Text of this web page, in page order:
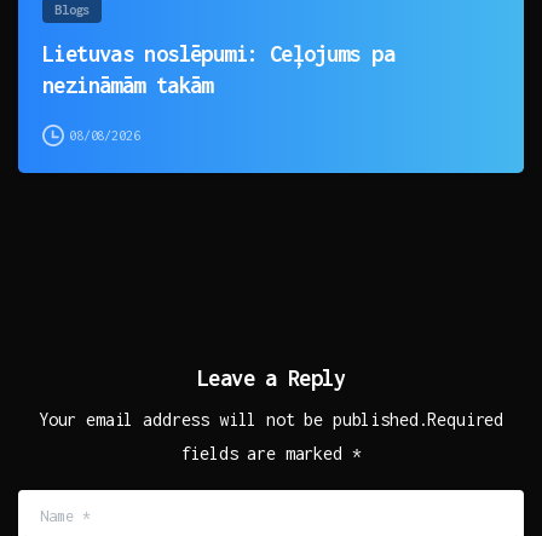
Blogs
Lietuvas noslēpumi: Ceļojums pa
nezināmām takām
08/08/2026
Leave a Reply
Your email address will not be published.Required
fields are marked *